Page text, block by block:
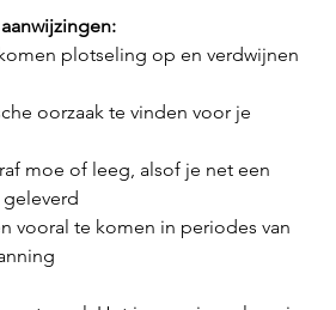
plotseling op en verdwijnen
oorzaak te vinden voor je
moe of leeg, alsof je net een
vooral te komen in periodes van